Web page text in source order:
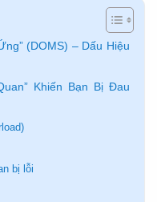
(DOMS) – Dấu Hiệu
Khiến Bạn Bị Đau
bị lỗi